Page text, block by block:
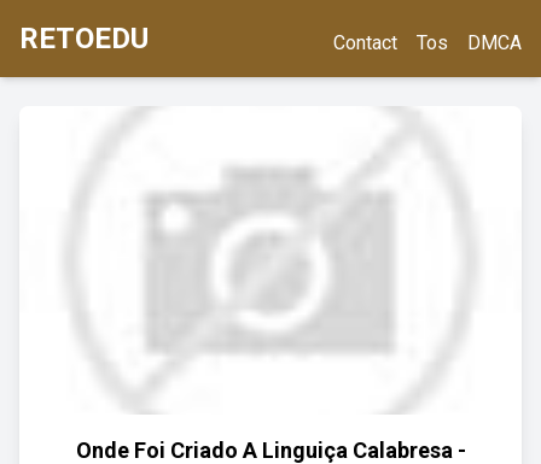
RETOEDU Contact Tos DMCA
Onde Foi Criado A Linguiça Calabresa -